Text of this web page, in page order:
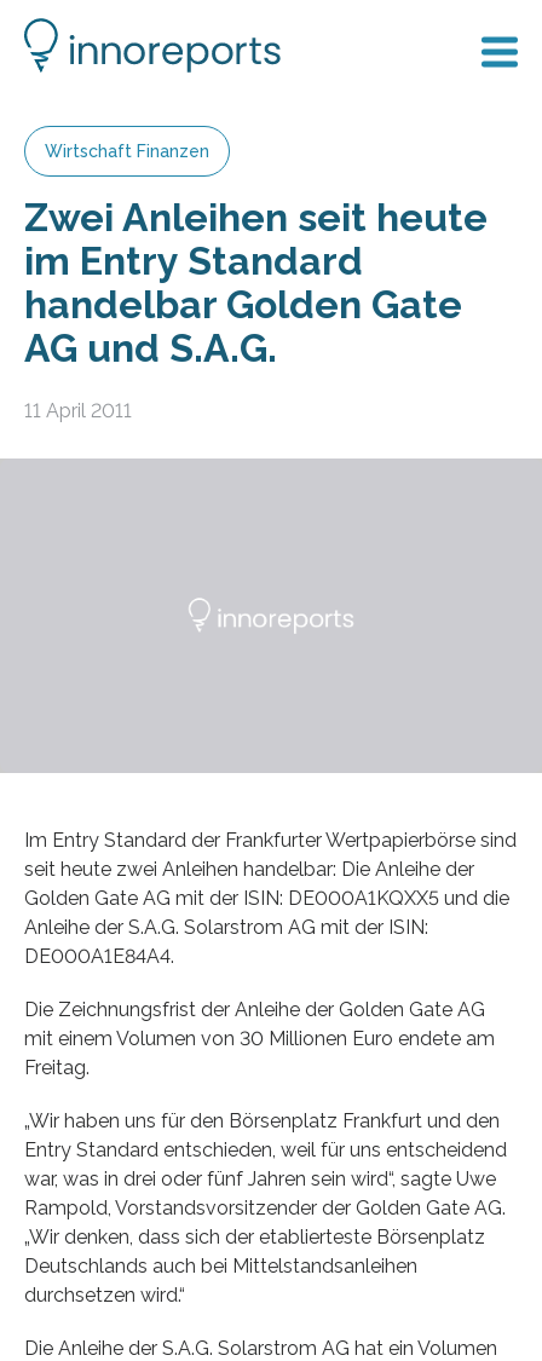
Wirtschaft Finanzen
Zwei Anleihen seit heute
im Entry Standard
handelbar Golden Gate
AG und S.A.G.
11 April 2011
Im Entry Standard der Frankfurter Wertpapierbörse sind
seit heute zwei Anleihen handelbar: Die Anleihe der
Golden Gate AG mit der ISIN: DE000A1KQXX5 und die
Anleihe der S.A.G. Solarstrom AG mit der ISIN:
DE000A1E84A4.
Die Zeichnungsfrist der Anleihe der Golden Gate AG
mit einem Volumen von 30 Millionen Euro endete am
Freitag.
„Wir haben uns für den Börsenplatz Frankfurt und den
Entry Standard entschieden, weil für uns entscheidend
war, was in drei oder fünf Jahren sein wird“, sagte Uwe
Rampold, Vorstandsvorsitzender der Golden Gate AG.
„Wir denken, dass sich der etablierteste Börsenplatz
Deutschlands auch bei Mittelstandsanleihen
durchsetzen wird.“
Die Anleihe der S.A.G. Solarstrom AG hat ein Volumen